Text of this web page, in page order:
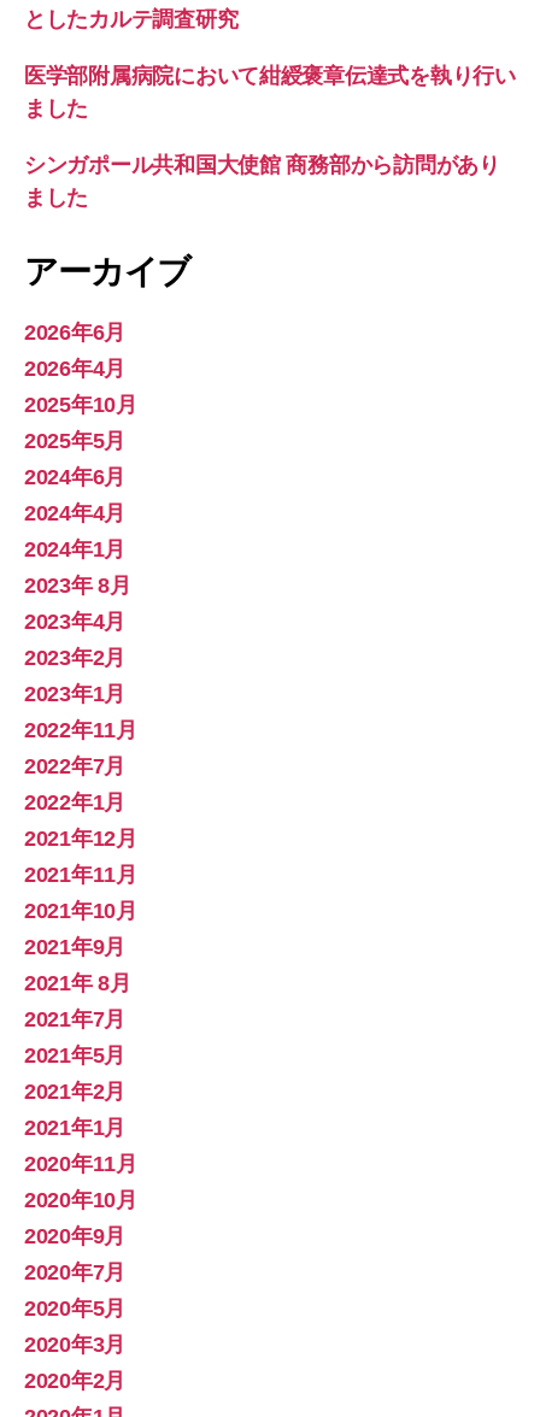
としたカルテ調査研究
医学部附属病院において紺綬褒章伝達式を執り行い
ました
シンガポール共和国大使館 商務部から訪問があり
ました
アーカイブ
2026年6月
2026年4月
2025年10月
2025年5月
2024年6月
2024年4月
2024年1月
2023年 8月
2023年4月
2023年2月
2023年1月
2022年11月
2022年7月
2022年1月
2021年12月
2021年11月
2021年10月
2021年9月
2021年 8月
2021年7月
2021年5月
2021年2月
2021年1月
2020年11月
2020年10月
2020年9月
2020年7月
2020年5月
2020年3月
2020年2月